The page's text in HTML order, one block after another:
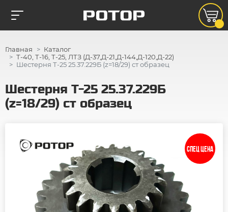
Главная
Каталог
Т-40, Т-16, Т-25, ЛТЗ (Д-37,Д-21,Д-144,Д-120,Д-22)
Шестерня Т-25 25.37.229Б (z=18/29) ст образец
Шестерня Т-25 25.37.229Б
(z=18/29) ст образец
СПЕЦ ЦЕНА